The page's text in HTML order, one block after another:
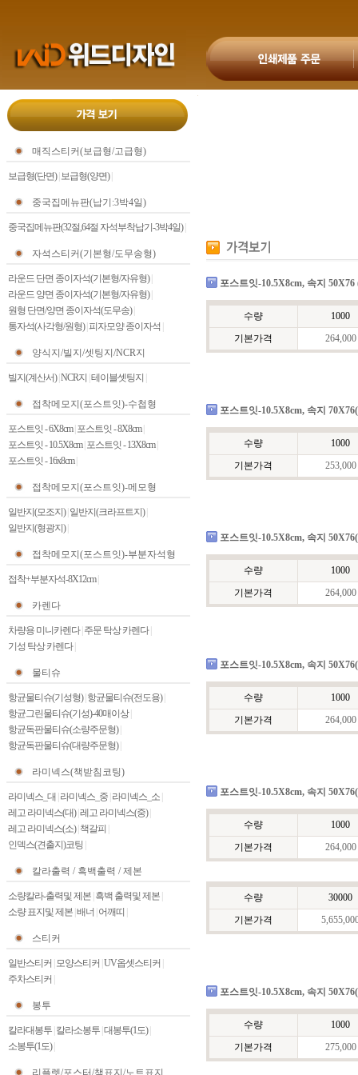
매직스티커(보급형/고급형)
보급형(단면)| 보급형(양면)|
중국집메뉴판(납기:3박4일)
중국집메뉴판(32절,64절 자석부착납기-3박4일)|
자석스티커(기본형/도무송형)
라운드 단면 종이자석(기본형/자유형)|
라운드 양면 종이자석(기본형/자유형)|
원형 단면/양면 종이자석(도무송)|
통자석(사각형/원형)| 피자모양 종이자석
양식지/빌지/셋팅지/NCR지
빌지(계산서)| NCR지 테이블셋팅지
접착메모지(포스트잇)-수첩형
포스트잇 - 6X8cm| 포스트잇 - 8X8cm|
포스트잇 - 10.5X8cm| 포스트잇 - 13X8cm|
포스트잇 - 16x8cm|
접착메모지(포스트잇)-메모형
일반지(모조지)| 일반지(크라프트지)|
일반지(형광지)|
접착메모지(포스트잇)-부분자석형
접착+부분자석-8X12cm|
카렌다
차량용 미니카렌다| 주문 탁상 카렌다|
기성 탁상 카렌다|
물티슈
항균물티슈(기성형)| 항균물티슈(전도용)|
항균그린물티슈(기성)-40매이상|
항균독판물티슈(소량주문형)|
항균독판물티슈(대량주문형)|
라미넥스(책받침코팅)
라미넥스_대 라미넥스_중 라미넥스_소
레고 라미넥스(대)| 레고 라미넥스(중)|
레고 라미넥스(소)| 책갈피
인덱스(견출지)코팅
칼라출력 / 흑백출력 / 제본
소량칼라-출력및 제본 흑백 출력및 제본
소량 표지및 제본 배너 어깨띠
스티커
일반스티커 모양스티커 UV옵셋스티커
주차스티커
봉투
칼라대봉투 칼라소봉투 대봉투(1도)|
소봉투(1도)|
리플렛/포스터/책표지/노트표지
포스트잇-10.5X8cm, 속지 50X76
수량
1000
기본가격
264,000
포스트잇-10.5X8cm, 속지
수량
1000
기본가격
253,000
포스트잇-10.5X8cm, 속지
수량
1000
기본가격
264,000
포스트잇-10.5X8cm, 속지
수량
1000
기본가격
264,000
포스트잇-10.5X8cm, 속지
수량
1000
기본가격
264,000
수량
30000
기본가격
포스트잇-10.5X8cm, 속지
수량
1000
기본가격
275,000